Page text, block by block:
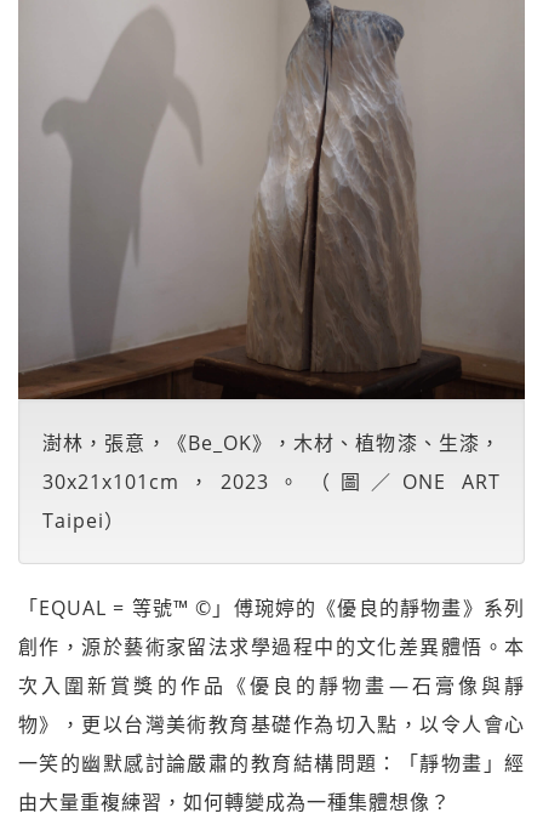
澍林，張意，《Be_OK》，木材、植物漆、生漆，
30x21x101cm，2023。（圖／ONE ART
Taipei）
「EQUAL = 等號™︎ ©」傅琬婷的《優良的靜物畫》系列
創作，源於藝術家留法求學過程中的文化差異體悟。本
次入圍新賞獎的作品《優良的靜物畫—石膏像與靜
物》，更以台灣美術教育基礎作為切入點，以令人會心
一笑的幽默感討論嚴肅的教育結構問題：「靜物畫」經
由大量重複練習，如何轉變成為一種集體想像？